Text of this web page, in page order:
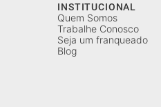
INSTITUCIONAL
Quem Somos
Trabalhe Conosco
Seja um franqueado
Blog